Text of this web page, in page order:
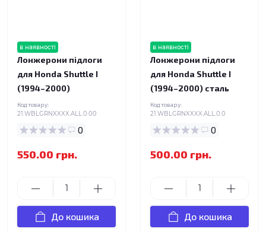
в наявності
Лонжерони підлоги
для Honda Shuttle I
(1994–2000)
Код товару:
21.WBLGRNXXXX.ALL.0.00
0
550.00 грн.
До кошика
в наявності
Лонжерони підлоги
для Honda Shuttle I
(1994–2000) сталь
Код товару:
21.WBLGRNXXXX.ALL.0.0
0
500.00 грн.
До кошика